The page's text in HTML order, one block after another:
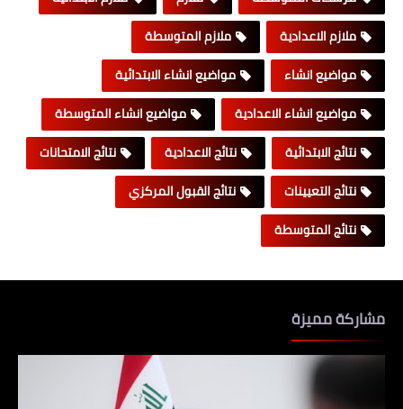
ملازم الاعدادية
ملازم المتوسطة
مواضيع انشاء
مواضيع انشاء الابتدائية
مواضيع انشاء الاعدادية
مواضيع انشاء المتوسطة
نتائج الابتدائية
نتائج الاعدادية
نتائج الامتحانات
نتائج التعيينات
نتائج القبول المركزي
نتائج المتوسطة
مشاركة مميزة